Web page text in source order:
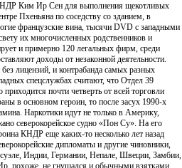
КНДР Ким Ир Сен для выполнения щекотливых
Пхеньяна по соседству со зданием, в
французские вина, тысячи DVD с западными
их многочисленных родственников и
и примерно 120 легальных фирм, среди
доходы от незаконной деятельности.
лицензий, и контрабанда самых разных
спецслужбах считают, что Отдел 39
почти четверть от всей торговли
в основном героин, то после засух 1990-х
Наркотики идут не только в Америку,
северокорейское судно «Пон Су». На его
КНДР еще каких-то несколько лет назад
дипломаты и другие чиновники,
Индии, Германии, Непале, Швеции, Замбии,
похоже, не гнушался и обычными взятками.